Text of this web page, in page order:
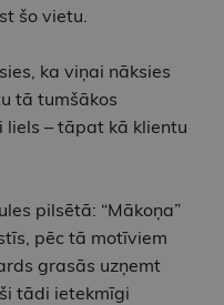
šo vietu.
ka viņai nāksies
tā tumšākos
liels – tāpat kā klientu
pilsētā: “Mākoņa”
pēc tā motīviem
grasās uzņemt
tādi ietekmīgi